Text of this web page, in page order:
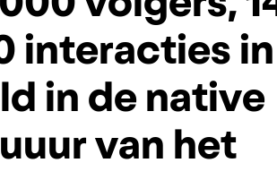
interactiesin
ld in denative
uuurvan het